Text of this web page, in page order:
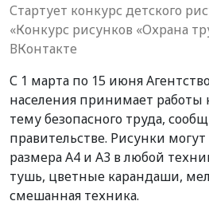
Стартует конкурс детского
«Конкурс рисунков «Охрана
ВКонтакте
С 1 марта по 15 июня
населения принимает
тему безопасного труда,
правительстве. Рисунки
размера А4 и А3 в любой
тушь, цветные карандаши,
смешанная техника.